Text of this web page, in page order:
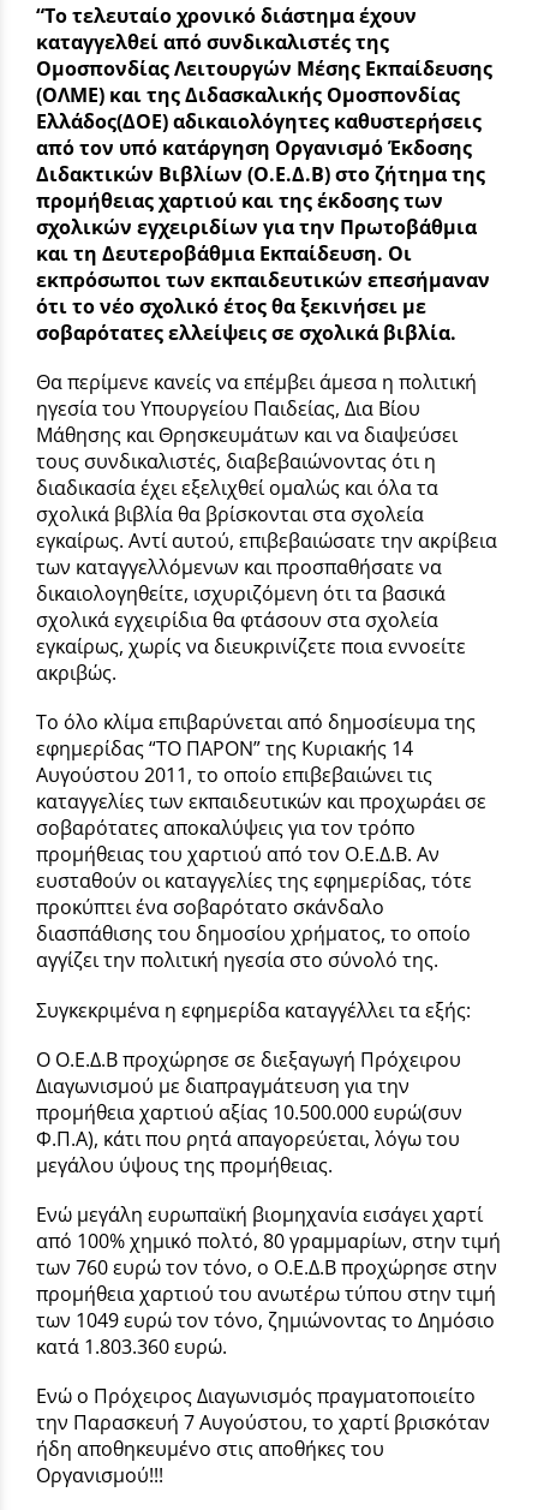
“Tο τελευταίο χρονικό διάστημα έχουν
καταγγελθεί από συνδικαλιστές της
Ομοσπονδίας Λειτουργών Μέσης Εκπαίδευσης
(ΟΛΜΕ) και της Διδασκαλικής Ομοσπονδίας
Ελλάδος(ΔΟΕ) αδικαιολόγητες καθυστερήσεις
από τον υπό κατάργηση Οργανισμό Έκδοσης
Διδακτικών Βιβλίων (Ο.Ε.Δ.Β) στο ζήτημα της
προμήθειας χαρτιού και της έκδοσης των
σχολικών εγχειριδίων για την Πρωτοβάθμια
και τη Δευτεροβάθμια Εκπαίδευση. Οι
εκπρόσωποι των εκπαιδευτικών επεσήμαναν
ότι το νέο σχολικό έτος θα ξεκινήσει με
σοβαρότατες ελλείψεις σε σχολικά βιβλία.
Θα περίμενε κανείς να επέμβει άμεσα η πολιτική
ηγεσία του Υπουργείου Παιδείας, Δια Βίου
Μάθησης και Θρησκευμάτων και να διαψεύσει
τους συνδικαλιστές, διαβεβαιώνοντας ότι η
διαδικασία έχει εξελιχθεί ομαλώς και όλα τα
σχολικά βιβλία θα βρίσκονται στα σχολεία
εγκαίρως. Αντί αυτού, επιβεβαιώσατε την ακρίβεια
των καταγγελλόμενων και προσπαθήσατε να
δικαιολογηθείτε, ισχυριζόμενη ότι τα βασικά
σχολικά εγχειρίδια θα φτάσουν στα σχολεία
εγκαίρως, χωρίς να διευκρινίζετε ποια εννοείτε
ακριβώς.
Το όλο κλίμα επιβαρύνεται από δημοσίευμα της
εφημερίδας “ΤΟ ΠΑΡΟΝ” της Κυριακής 14
Αυγούστου 2011, το οποίο επιβεβαιώνει τις
καταγγελίες των εκπαιδευτικών και προχωράει σε
σοβαρότατες αποκαλύψεις για τον τρόπο
προμήθειας του χαρτιού από τον Ο.Ε.Δ.Β. Αν
ευσταθούν οι καταγγελίες της εφημερίδας, τότε
προκύπτει ένα σοβαρότατο σκάνδαλο
διασπάθισης του δημοσίου χρήματος, το οποίο
αγγίζει την πολιτική ηγεσία στο σύνολό της.
Συγκεκριμένα η εφημερίδα καταγγέλλει τα εξής:
Ο Ο.Ε.Δ.Β προχώρησε σε διεξαγωγή Πρόχειρου
Διαγωνισμού με διαπραγμάτευση για την
προμήθεια χαρτιού αξίας 10.500.000 ευρώ(συν
Φ.Π.Α), κάτι που ρητά απαγορεύεται, λόγω του
μεγάλου ύψους της προμήθειας.
Ενώ μεγάλη ευρωπαϊκή βιομηχανία εισάγει χαρτί
από 100% χημικό πολτό, 80 γραμμαρίων, στην τιμή
των 760 ευρώ τον τόνο, ο Ο.Ε.Δ.Β προχώρησε στην
προμήθεια χαρτιού του ανωτέρω τύπου στην τιμή
των 1049 ευρώ τον τόνο, ζημιώνοντας το Δημόσιο
κατά 1.803.360 ευρώ.
Ενώ ο Πρόχειρος Διαγωνισμός πραγματοποιείτο
την Παρασκευή 7 Αυγούστου, το χαρτί βρισκόταν
ήδη αποθηκευμένο στις αποθήκες του
Οργανισμού!!!